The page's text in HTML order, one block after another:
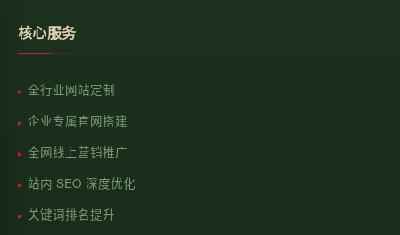
核心服务
全行业网站定制
企业专属官网搭建
全网线上营销推广
站内 SEO 深度优化
关键词排名提升